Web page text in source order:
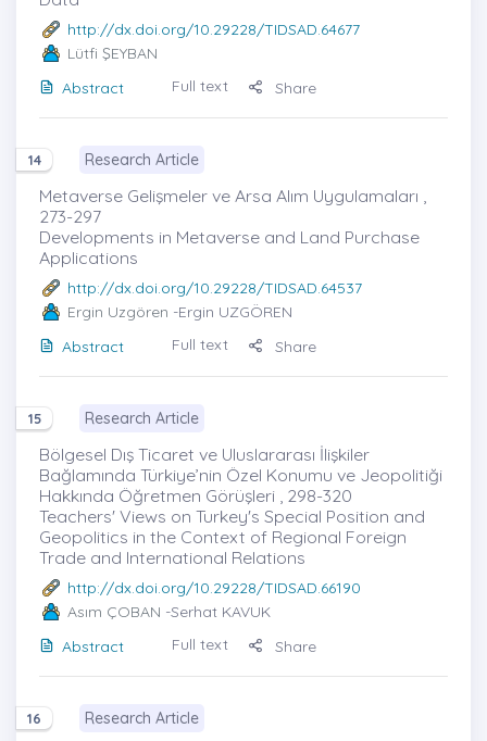
http://dx.doi.org/10.29228/TIDSAD.64677
Lütfi ŞEYBAN
Abstract
Full text Share
14 Research Article
Metaverse Gelişmeler ve Arsa Alım Uygulamaları ,
273-297
Developments in Metaverse and Land Purchase
Applications
http://dx.doi.org/10.29228/TIDSAD.64537
Ergin Uzgören -Ergin UZGÖREN
Abstract
Full text Share
15 Research Article
Bölgesel Dış Ticaret ve Uluslararası İlişkiler
Bağlamında Türkiye’nin Özel Konumu ve Jeopolitiği
Hakkında Öğretmen Görüşleri , 298-320
Teachers' Views on Turkey's Special Position and
Geopolitics in the Context of Regional Foreign
Trade and International Relations
http://dx.doi.org/10.29228/TIDSAD.66190
Asım ÇOBAN -Serhat KAVUK
Abstract
Full text Share
16 Research Article